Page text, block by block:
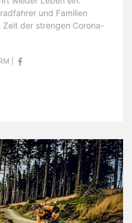
und Familien
der strengen Corona-
|